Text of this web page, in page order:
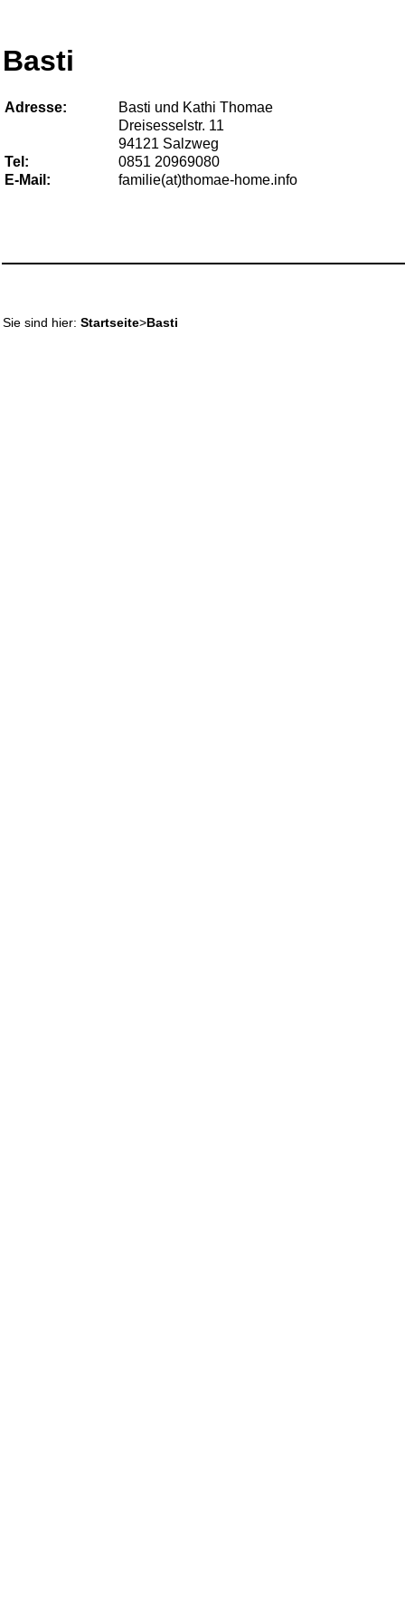
Basti
Adresse:
Basti und Kathi Thomae
Dreisesselstr. 11
94121 Salzweg
Tel:
0851 20969080
E-Mail:
familie(at)thomae-home.info
Sie sind hier: Startseite>Basti